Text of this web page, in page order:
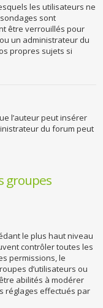
les utilisateurs ne
sont
être verrouillés pour
un administrateur du
propres sujets si
l’auteur peut insérer
du forum peut
groupes
le plus haut niveau
contrôler toutes les
permissions, le
d’utilisateurs ou
abilités à modérer
réglages effectués par